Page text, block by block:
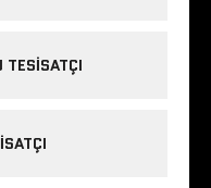
TESISATÇI